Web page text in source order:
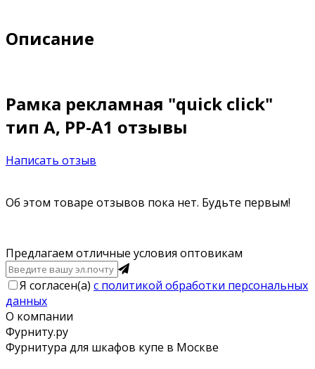
Описание
Рамка рекламная "quick click"
тип А, РР-А1 отзывы
Написать отзыв
Об этом товаре отзывов пока нет. Будьте первым!
Предлагаем отличные условия оптовикам
Я согласен(a) с политикой обработки персональных
данных
О компании
Фурниту.ру
Фурнитура для шкафов купе в Москве